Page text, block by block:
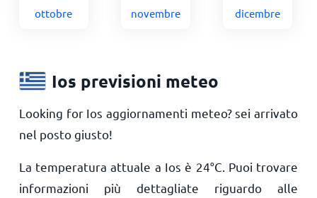
ottobre novembre dicembre
Ios previsioni meteo
Looking for Ios aggiornamenti meteo? sei arrivato
nel posto giusto!
La temperatura attuale a Ios è 24°C . Puoi trovare
informazioni più dettagliate riguardo alle